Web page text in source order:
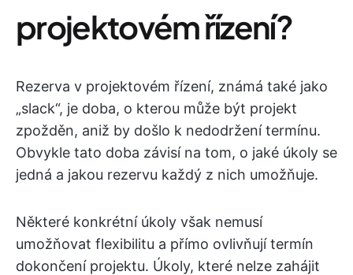
projektovém řízení?
Rezerva v projektovém řízení, známá také jako
„slack“, je doba, o kterou může být projekt
zpožděn, aniž by došlo k nedodržení termínu.
Obvykle tato doba závisí na tom, o jaké úkoly se
jedná a jakou rezervu každý z nich umožňuje.
Některé konkrétní úkoly však nemusí
umožňovat flexibilitu a přímo ovlivňují termín
dokončení projektu. Úkoly, které nelze zahájit